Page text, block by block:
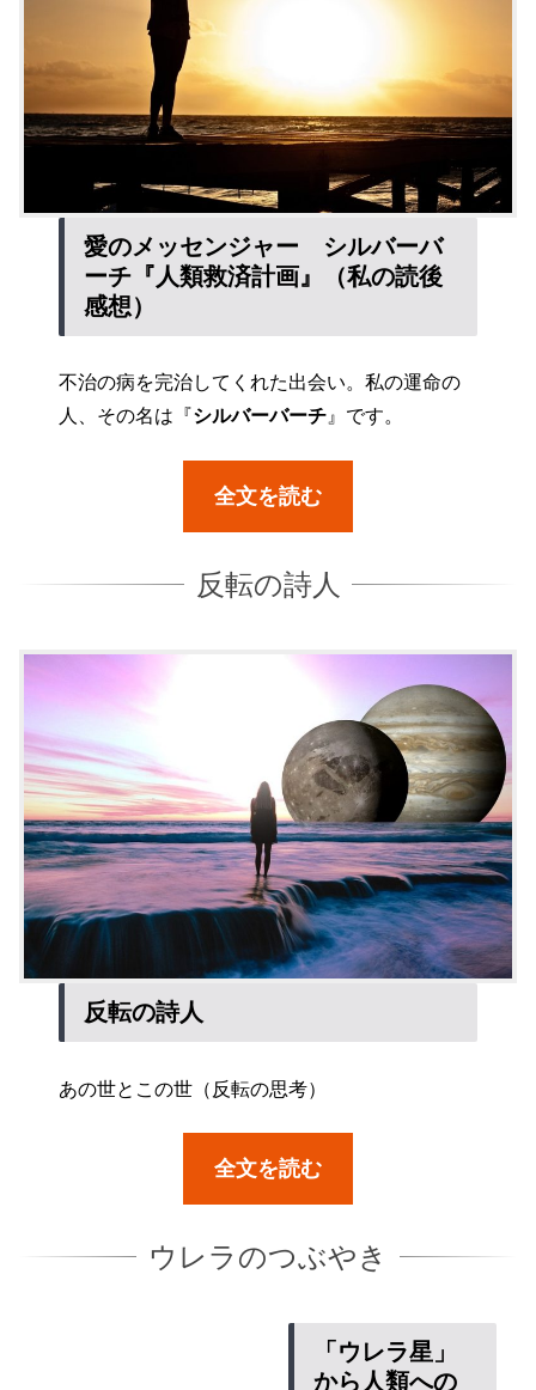
愛のメッセンジャー シルバーバ
ーチ『人類救済計画』（私の読後
感想）
不治の病を完治してくれた出会い。私の運命の
人、その名は『シルバーバーチ 』です。
全文を読む
反転の詩人
反転の詩人
あの世とこの世（反転の思考）
全文を読む
ウレラのつぶやき
「ウレラ星」
から人類への